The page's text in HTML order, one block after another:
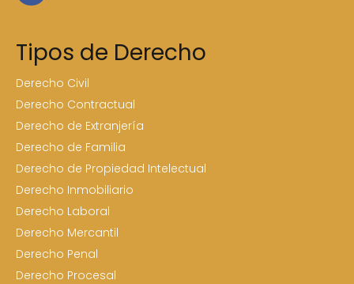
Tipos de Derecho
Derecho Civil
Derecho Contractual
Derecho de Extranjería
Derecho de Familia
Derecho de Propiedad Intelectual
Derecho Inmobiliario
Derecho Laboral
Derecho Mercantil
Derecho Penal
Derecho Procesal